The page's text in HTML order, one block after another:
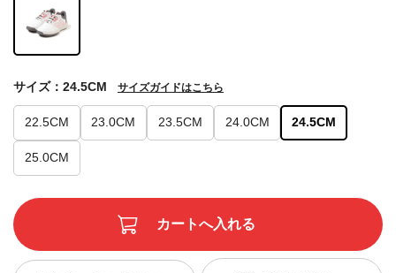
22.5CM 23.0CM 23.5CM 24.0CM 24.5CM
25.0CM
サイズ：24.5CM サイズガイドはこちら